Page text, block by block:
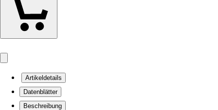
Artikeldetails
Datenblätter
Beschreibung